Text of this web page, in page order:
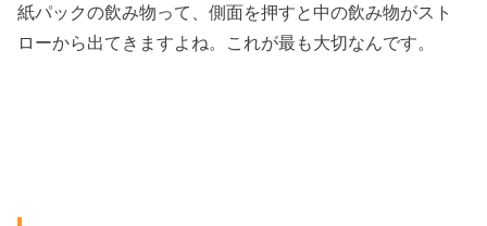
紙パックの飲み物って、側面を押すと中の飲み物がスト
ローから出てきますよね。これが最も大切なんです。